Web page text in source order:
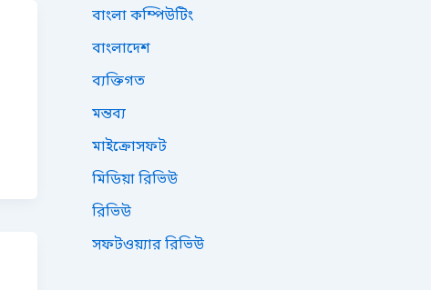
বাংলা কম্পিউটিং
বাংলাদেশ
ব্যক্তিগত
মন্তব্য
মাইক্রোসফট
মিডিয়া রিভিউ
রিভিউ
সফটওয়্যার রিভিউ